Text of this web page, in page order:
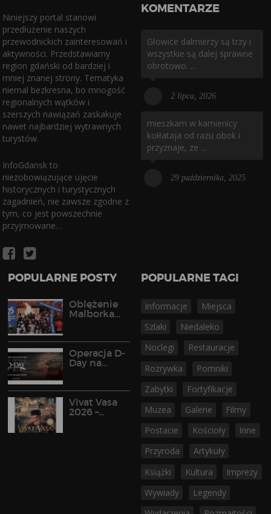
Niniejszy portal stanowi
przedłużenie naszych
przewodnickich zainteresowań i
aktywności. Przedstawiamy
region gdański od bardziej i
mniej znanej strony. Tematyka
niemal bezkresna, bo mnogość
regionalnych wątków i
szerszych nawiązań zaskakuje
nawet najbardziej wytrawnych
turystów.
InfoGdansk to
niezobowiązujące ujęcie
historycznych i turystycznych
zagadnień, nie zawsze zgodne z
tym, co jest powszechnie
przyjmowane…
KOMENTARZE
Głowice dalmierzy są trzy i
wszystkie są dalej sprawne
obrotowo. ...
2 lipca, 2026
mieszkam w kamienicy
kołłataja od razu obok i
przyznaje, ze ...
29 października, 2025
POPULARNE POSTY
Oblężenie
Malborka
Operacja D-
Day na
Vivat Vasa
2026 –
POPULARNE TAGI
Informacje
Miejsca
Szlaki
Niedaleko
Noclegi
Restauracje
Rozrywka
Pomniki
Zabytki
Fortyfikacje
Muzea
Galerie
Filmy
Postacie
Kościoły
Inne
Przyroda
Artykuły
Książki
Kultura
Imprezy
Wywiady
Legendy